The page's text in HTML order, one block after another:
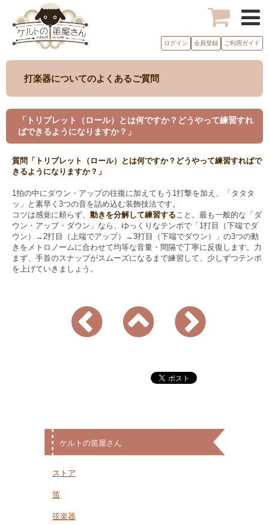
ログイン 会員登録 ご利用ガイド
打楽器についてのよくあるご質問
「トリプレット（ロール）とは何ですか？どうやって練習すれ
ばできるようになりますか？」
質問「トリプレット（ロール）とは何ですか？どうやって練習すればで
きるようになりますか？」
1拍の中にダウン・アップの往復に加えてもう1打撃を加え、「タタタ
ッ」と素早く3つの音を詰め込む装飾技法です。
コツは感覚に頼らず、 動きを分解して練習すること。最も一般的な「ダ
ウン・アップ・ダウン」なら、ゆっくりなテンポで「1打目（下端でダ
ウン）→2打目（上端でアップ）→3打目（下端でダウン）」の3つの動
きをメトロノームに合わせて均等な音量・間隔で丁寧に反復します。力
まず、手首のスナップがスムーズになるまで練習して、少しずつテンポ
を上げていきましょう。
ケルトの笛屋さん
ストア
笛
弦楽器